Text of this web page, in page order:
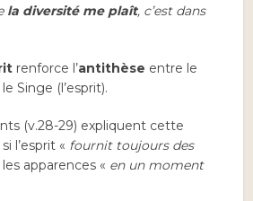
la diversité me plaît, c’est dans
renforce l’antithèse entre le
Singe (l’esprit).
(v.28-29) expliquent cette
si l’esprit « fournit toujours des
apparences « en un moment